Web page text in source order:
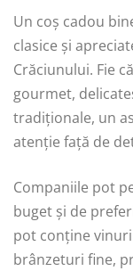
Un coș cadou
clasice și
Crăciunului. Fie
gourmet,
tradiționale, un
atenție față de
Companiile pot
buget și de
pot conține
brânzeturi fine,